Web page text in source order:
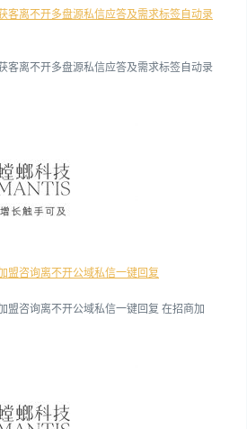
客离不开多盘源私信应答及需求标签自动录
客离不开多盘源私信应答及需求标签自动录
盟咨询离不开公域私信一键回复
盟咨询离不开公域私信一键回复 在招商加